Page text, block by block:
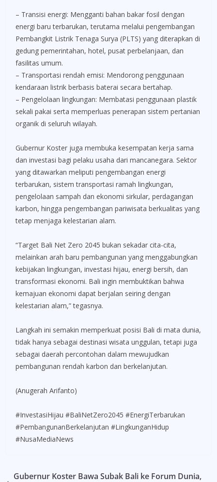
– Transisi energi: Mengganti bahan bakar fosil dengan
energi baru terbarukan, terutama melalui pengembangan
Pembangkit Listrik Tenaga Surya (PLTS) yang diterapkan di
gedung pemerintahan, hotel, pusat perbelanjaan, dan
fasilitas umum.
– Transportasi rendah emisi: Mendorong penggunaan
kendaraan listrik berbasis baterai secara bertahap.
– Pengelolaan lingkungan: Membatasi penggunaan plastik
sekali pakai serta memperluas penerapan sistem pertanian
organik di seluruh wilayah.
Gubernur Koster juga membuka kesempatan kerja sama
dan investasi bagi pelaku usaha dari mancanegara. Sektor
yang ditawarkan meliputi pengembangan energi
terbarukan, sistem transportasi ramah lingkungan,
pengelolaan sampah dan ekonomi sirkular, perdagangan
karbon, hingga pengembangan pariwisata berkualitas yang
tetap menjaga kelestarian alam.
“Target Bali Net Zero 2045 bukan sekadar cita-cita,
melainkan arah baru pembangunan yang menggabungkan
kebijakan lingkungan, investasi hijau, energi bersih, dan
transformasi ekonomi. Bali ingin membuktikan bahwa
kemajuan ekonomi dapat berjalan seiring dengan
kelestarian alam,” tegasnya.
Langkah ini semakin memperkuat posisi Bali di mata dunia,
tidak hanya sebagai destinasi wisata unggulan, tetapi juga
sebagai daerah percontohan dalam mewujudkan
pembangunan rendah karbon dan berkelanjutan.
(Anugerah Arifanto)
#InvestasiHijau #BaliNetZero2045 #EnergiTerbarukan
#PembangunanBerkelanjutan #LingkunganHidup
#NusaMediaNews
Gubernur Koster Bawa Subak Bali ke Forum Dunia,